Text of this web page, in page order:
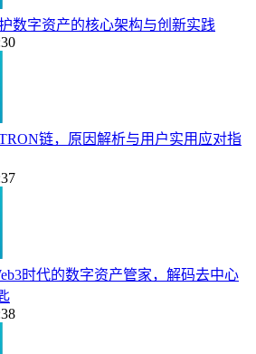
数字资产的核心架构与创新实践
链，原因解析与用户实用应对指
时代的数字资产管家，解码去中心